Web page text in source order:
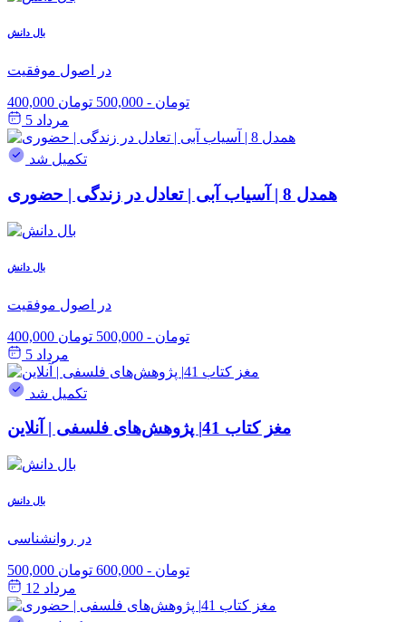
بال دانش
در اصول موفقیت
400,000 تومان - 500,000 تومان
مرداد 5
تکمیل شد
همدل 8 | آسیاب آبی | تعادل در زندگی | حضوری
بال دانش
در اصول موفقیت
400,000 تومان - 500,000 تومان
مرداد 5
تکمیل شد
مغز کتاب 41| پژوهش‌های فلسفی | آنلاین
بال دانش
در روانشناسی
500,000 تومان - 600,000 تومان
مرداد 12